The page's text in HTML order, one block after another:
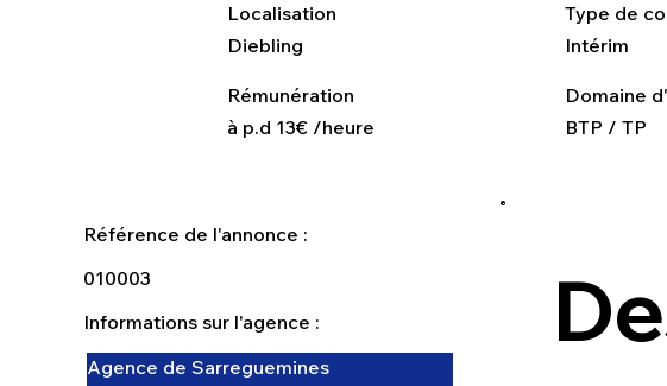
Rémunération
à p.d 13€ /heure
Domaine
BTP / TP
Localisation
Diebling
Type de
Intérim
Référence de l'annonce :
010003
Informations sur l'agence :
Agence de Sarreguemines